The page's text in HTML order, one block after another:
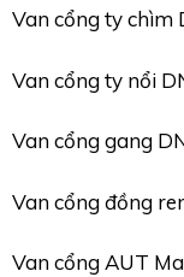
Van cổng ty chìm
Van cổng ty nổi
Van cổng gang
Van cổng đồng
Van cổng AUT